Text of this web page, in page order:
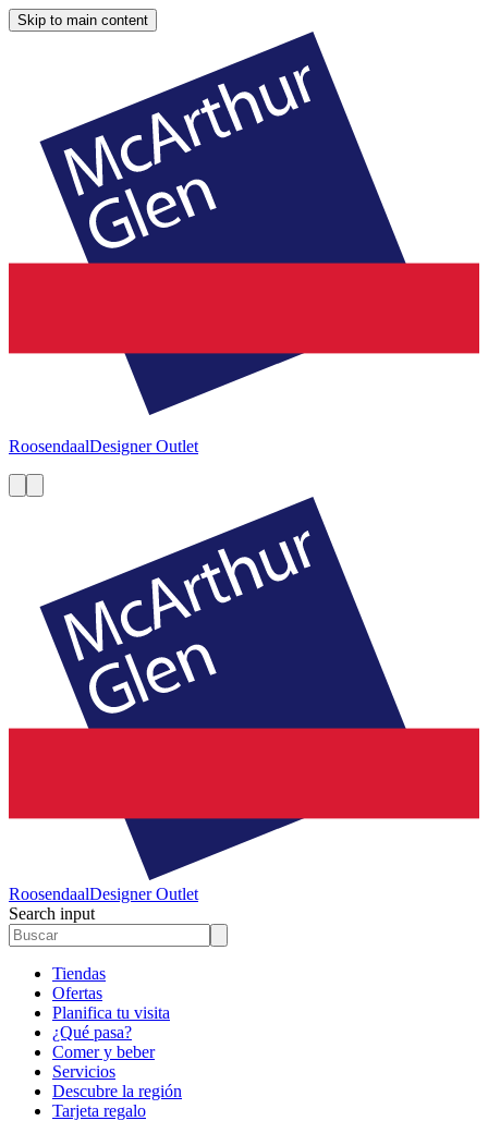
Skip to main content
RoosendaalDesigner Outlet
RoosendaalDesigner Outlet
Search input
Tiendas
Ofertas
Planifica tu visita
¿Qué pasa?
Comer y beber
Servicios
Descubre la región
Tarjeta regalo